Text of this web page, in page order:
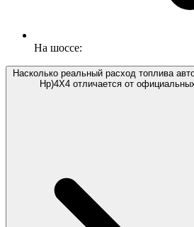
На шоссе:
Насколько реальный расход топлива
Hp)4X4 отличается от